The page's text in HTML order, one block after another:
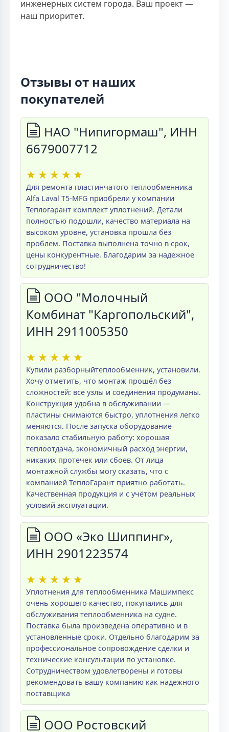
инженерных систем города. Ваш проект —
наш приоритет.
Отзывы от наших
покупателей
НАО "Нипигормаш", ИНН
6679007712
★ ★ ★ ★ ★
Для ремонта пластинчатого теплообменника
Alfa Laval T5-MFG приобрели у компании
Теплогарант комплект уплотнений. Детали
полностью подошли, качество материала на
высоком уровне, установка прошла без
проблем. Поставка выполнена точно в срок,
цены конкурентные. Благодарим за надежное
сотрудничество!
ООО "Молочный
Комбинат "Каргопольский",
ИНН 2911005350
★ ★ ★ ★ ★
Купили разборныйтеплообменник, установили.
Хочу отметить, что монтаж прошёл без
сложностей: все узлы и соединения продуманы.
Конструкция удобна в обслуживании —
пластины снимаются быстро, уплотнения легко
меняются. После запуска оборудование
показало стабильную работу: хорошая
теплоотдача, экономичный расход энергии,
никаких протечек или сбоев. От лица
монтажной службы могу сказать, что с
компанией ТеплоГарант приятно работать.
Качественная продукция и с учётом реальных
условий эксплуатации.
ООО «Эко Шиппинг»,
ИНН 2901223574
★ ★ ★ ★ ★
Уплотнения для теплообменника Машимпекс
очень хорошего качество, покупались для
обслуживания теплообменника на судне.
Поставка была произведена оперативно и в
установленные сроки. Отдельно благодарим за
профессиональное сопровождение сделки и
технические консультации по установке.
Сотрудничеством удовлетворены и готовы
рекомендовать вашу компанию как надежного
поставщика
ООО Ростовский